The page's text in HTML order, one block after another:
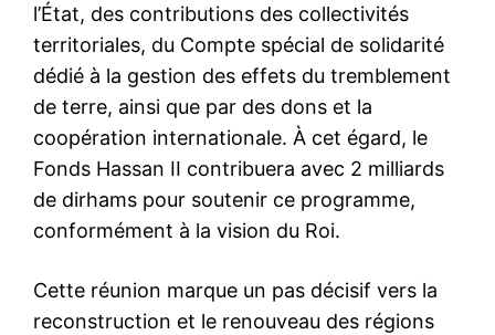
l’État, des contributions des collectivités
territoriales, du Compte spécial de solidarité
dédié à la gestion des effets du tremblement
de terre, ainsi que par des dons et la
coopération internationale. À cet égard, le
Fonds Hassan II contribuera avec 2 milliards
de dirhams pour soutenir ce programme,
conformément à la vision du Roi.
Cette réunion marque un pas décisif vers la
reconstruction et le renouveau des régions